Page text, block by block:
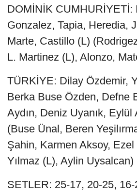
DOMİNİK CUMHURİYETİ:
Gonzalez, Tapia, Heredia,
Marte, Castillo (L)
L. Martinez (L), Alonzo,
TÜRKİYE: Dilay Özdemir,
Berka Buse Özden, Defne
Aydın, Deniz Uyanık, Eylül
(Buse Ünal, Beren
Şahin, Karmen Aksoy, Ezel
Yılmaz (L), Aylin Uysalcan)
SETLER: 25-17, 20-25,